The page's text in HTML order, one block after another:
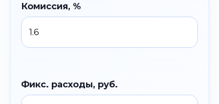
Комиссия, %
Фикс. расходы, руб.